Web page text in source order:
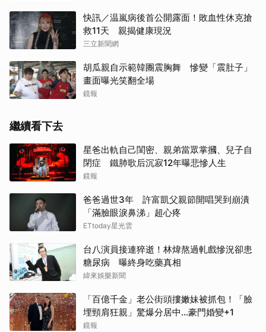
快訊／温嵐病後首公開露面！敗血性休克搶
救11天 親揭健康現況
三立新聞網
胡瓜親自示範韓團震胸舞 慘變「震肚子」
畫面曝光笑翻全場
鏡報
繼續看下去
星爸出軌自己閨密、親弟當眾掌摑、兒子自
閉症 鐵肺歌后沉寂12年曝悲慘人生
鏡報
爸爸過世3年 許富凱父親節開唱哭到崩潰
「滿臉眼淚鼻涕」超心疼
ETtoday星光雲
台八演員接連猝逝！林煒熬過軋戲慘況卻患
糖尿病 曝終身吃藥真相
緯來娛樂新聞
「百億千金」老公街頭摟嫩妹被抓包！「臉
埋頸肩狂親」驚爆分居中...豪門婚變+1
鏡報